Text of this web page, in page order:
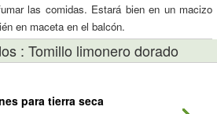
las comidas. Estará bien en un macizo
en maceta en el balcón.
: Tomillo limonero dorado
para tierra seca